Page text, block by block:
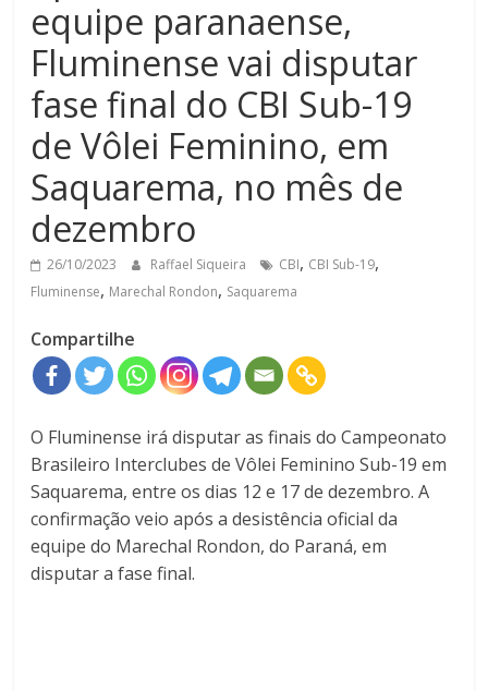
equipe paranaense,
Fluminense vai disputar
fase final do CBI Sub-19
de Vôlei Feminino, em
Saquarema, no mês de
dezembro
26/10/2023 Raffael Siqueira CBI, CBI Sub-19,
Fluminense, Marechal Rondon, Saquarema
Compartilhe
O Fluminense irá disputar as finais do Campeonato
Brasileiro Interclubes de Vôlei Feminino Sub-19 em
Saquarema, entre os dias 12 e 17 de dezembro. A
confirmação veio após a desistência oficial da
equipe do Marechal Rondon, do Paraná, em
disputar a fase final.